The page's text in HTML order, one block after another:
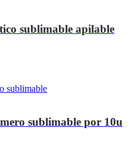
sublimable apilable
sublimable por 10u